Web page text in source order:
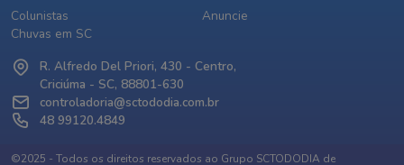
Colunistas
Chuvas em SC
Anuncie
R. Alfredo Del Priori, 430 - Centro,
Criciúma - SC, 88801-630
controladoria@sctododia.com.br
48 99120.4849
©2025 - Todos os direitos reservados ao Grupo SCTODODIA de